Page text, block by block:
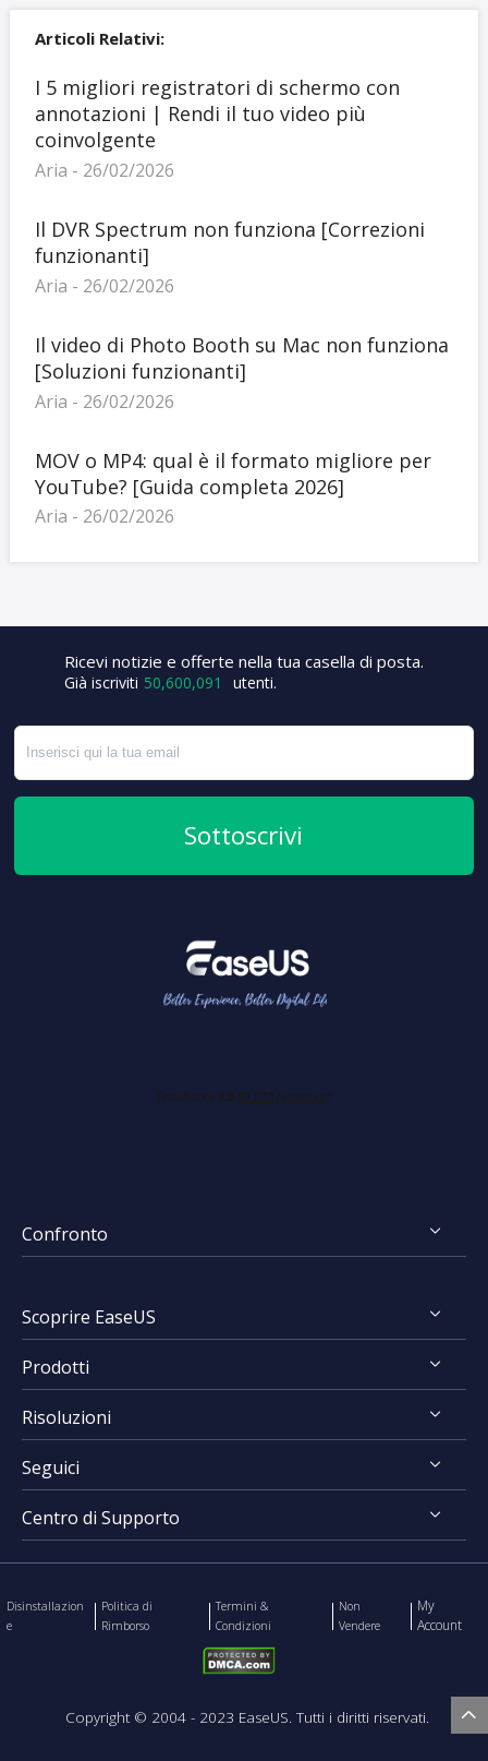
Articoli Relativi:
I 5 migliori registratori di schermo con
annotazioni | Rendi il tuo video più
coinvolgente
Aria - 26/02/2026
Il DVR Spectrum non funziona [Correzioni
funzionanti]
Aria - 26/02/2026
Il video di Photo Booth su Mac non funziona
[Soluzioni funzionanti]
Aria - 26/02/2026
MOV o MP4: qual è il formato migliore per
YouTube? [Guida completa 2026]
Aria - 26/02/2026
Ricevi notizie e offerte nella tua casella di posta.
Già iscriviti 50,600,091 utenti.
Sottoscrivi
Confronto
FocalFlow vs Screen Studio
Scoprire EaseUS
Chi Siamo
Recensioni & Premi
Contratto di Licenza
Prodotti
RecExperts for Windows
RecExperts for Mac
Online Screen Recorder
Risoluzioni
Registrare Schermo
Mac App Store
Seguici
   
Centro di Supporto
Disinstallazion
e
Politica di
Rimborso
Termini &
Condizioni
Non
Vendere
My
Account
Copyright © 2004 - 2023 EaseUS. Tutti i diritti riservati. 
+1